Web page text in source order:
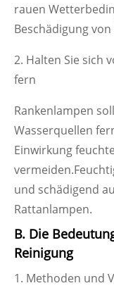
rauen
Beschädigung
2. Halten Sie sich
fern
Rankenlampen
Wasserquellen
Einwirkung
und schädigend
Rattanlampen.
B. Die
Reinigung
1. Methoden und